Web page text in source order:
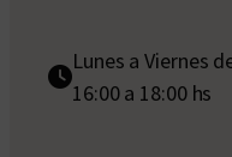
Lunes a Viernes
16:00 a 18:00 hs